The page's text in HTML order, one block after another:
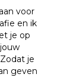
voor
en ik
je op
je
geven